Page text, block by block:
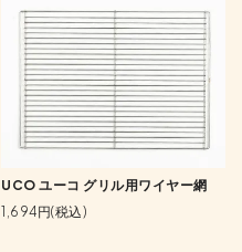
UCO ユーコ グリル用ワイヤー網
1,694円(税込)